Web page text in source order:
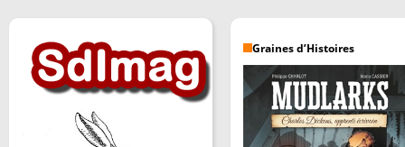
Graines d’Histoires